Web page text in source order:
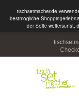
tischsetmacher.de
bestmögliche
der Seite weitersurfst,